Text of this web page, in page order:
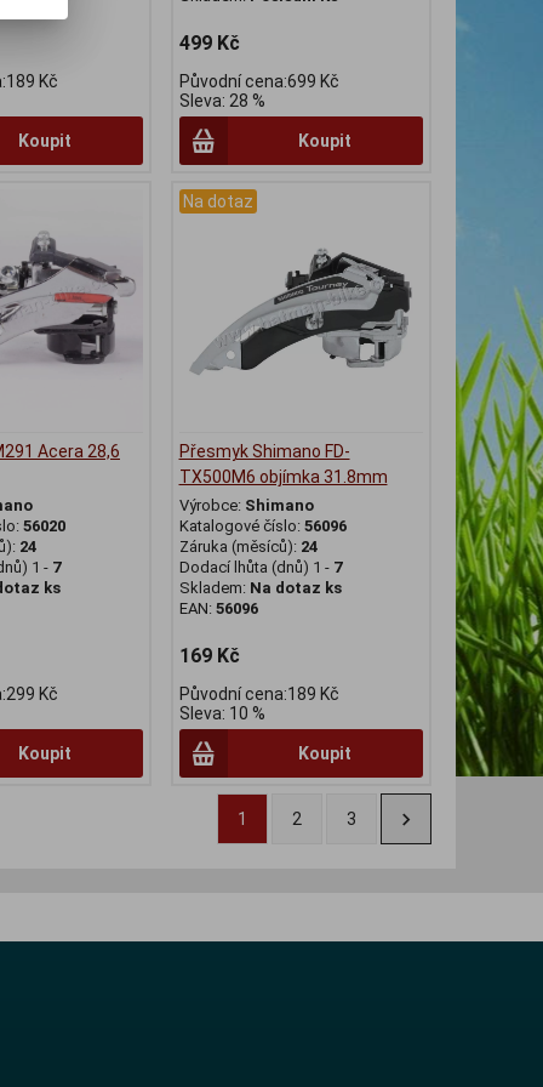
Kč
Koupit
499 Kč
Původní cena:699 Kč
Sleva: 28 %
Koupit
Acera 28,6
56020
24
1 - 7
ks
Kč
Koupit
Na dotaz
Přesmyk Shimano FD-
TX500M6 objímka 31.8mm
Výrobce: Shimano
Katalogové číslo: 56096
Záruka (měsíců): 24
Dodací lhůta (dnů) 1 -7
Skladem: Na dotaz ks
EAN: 56096
169 Kč
Původní cena:189 Kč
Sleva: 10 %
Koupit
1 2 3